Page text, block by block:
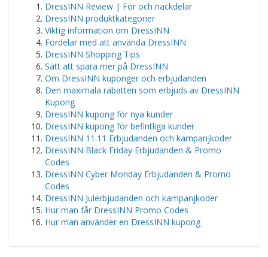
DressINN Review | För och nackdelar
DressINN produktkategorier
Viktig information om DressINN
Fördelar med att använda DressINN
DressINN Shopping Tips
Sätt att spara mer på DressINN
Om DressINN kuponger och erbjudanden
Den maximala rabatten som erbjuds av DressINN
Kupong
DressINN kupong för nya kunder
DressINN kupong för befintliga kunder
DressINN 11.11 Erbjudanden och kampanjkoder
DressINN Black Friday Erbjudanden & Promo
Codes
DressINN Cyber Monday Erbjudanden & Promo
Codes
DressINN Julerbjudanden och kampanjkoder
Hur man får DressINN Promo Codes
Hur man använder en DressINN kupong